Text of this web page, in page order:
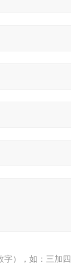
字），如：三加